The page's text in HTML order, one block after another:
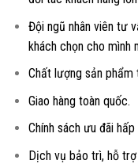
Đội ngũ nhân viên tư
khách chọn cho mình
Chất lượng sản phẩm
Giao hàng toàn quốc.
Chính sách ưu đãi
Dịch vụ bảo trì, hỗ